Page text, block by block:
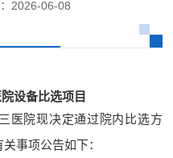
2026-06-08
设备比选项目
医院现决定通过院内比选方
事项公告如下：